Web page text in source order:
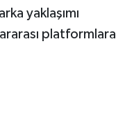
yaklaşımı
platformlara